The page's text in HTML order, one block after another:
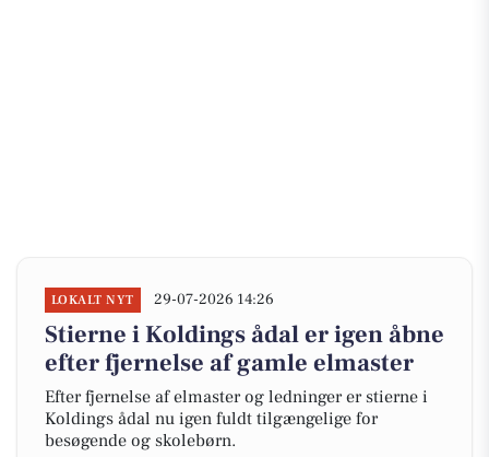
LOKALT NYT 29-07-2026 14:26
Stierne i Koldings ådal er igen åbne
efter fjernelse af gamle elmaster
Efter fjernelse af elmaster og ledninger er stierne i
Koldings ådal nu igen fuldt tilgængelige for
besøgende og skolebørn.